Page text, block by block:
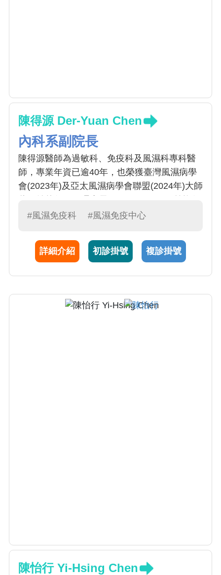
陳得源 Der-Yuan Chen
內科系副院長
陳得源醫師為過敏科、免疫科及風濕科專科醫
師，專業年資已逾40年，也榮獲臺灣風濕病學
會(2023年)及亞太風濕病學會聯盟(2024年)大師
中國附醫風濕免疫中心主任及副院長。研究領
疾病(AOSD)免疫致病機轉、感染與免疫發炎關
聯性，及標靶藥物安全性。由於SLE研究的傑
AOSD研究表現卓越，已發表35篇SCI論文且為
風濕學教科書引用多次，於2020年獲全球前2%
#風濕免疫科 #風濕免疫中心
詳細介紹 初診掛號 複診掛號
陳怡行 Yi-Hsing Chen